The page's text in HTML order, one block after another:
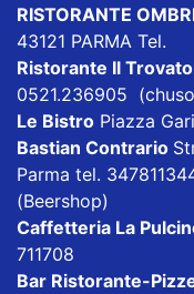
RISTORANTE
43121 PARMA Tel.
Ristorante Il
0521.236905
Le Bistro Piazza
Bastian Contrario
Parma tel.
(Beershop)
Caffetteria La
711708
Bar Ristorante-